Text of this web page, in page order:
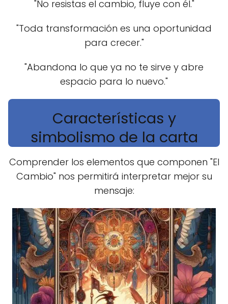
"No resistas el cambio, fluye con él."
"Toda transformación es una oportunidad
para crecer."
"Abandona lo que ya no te sirve y abre
espacio para lo nuevo."
Características y
simbolismo de la carta
Comprender los elementos que componen "El
Cambio" nos permitirá interpretar mejor su
mensaje: